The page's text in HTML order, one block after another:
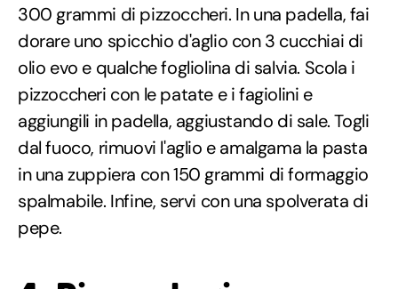
300 grammi di pizzoccheri. In una padella, fai
dorare uno spicchio d'aglio con 3 cucchiai di
olio evo e qualche fogliolina di salvia. Scola i
pizzoccheri con le patate e i fagiolini e
aggiungili in padella, aggiustando di sale. Togli
dal fuoco, rimuovi l'aglio e amalgama la pasta
in una zuppiera con 150 grammi di formaggio
spalmabile. Infine, servi con una spolverata di
pepe.